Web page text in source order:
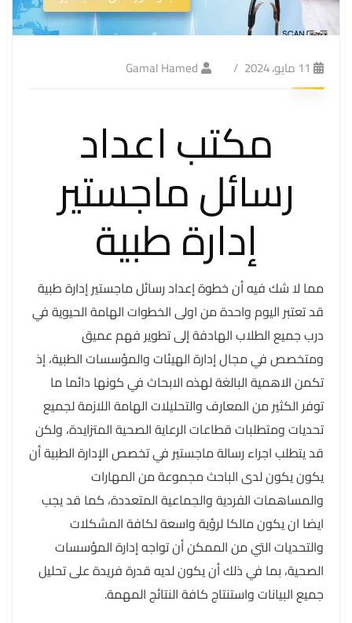
11 مايو، 2024 Gamal Hamed
مكتب اعداد
رسائل ماجستير
إدارة طبية
مما لا شك فيه أن خطوة إعداد رسائل ماجستير إدارة طبية
قد تعتبر اليوم واحدة من اولى الخطوات الهامة الحيوية في
درب جميع الطلاب الهادفة إلى تطوير فهم عميق
ومتخصص في مجال إدارة الهيئات والمؤسسات الطبية، إذ
تكمن الاهمية البالغة لهذه الابحاث في كونها دائما ما
توفر الكثير من المعارف والتحليلات الهامة اللازمة لجميع
تحديات ومتطلبات قطاعات الرعاية الصحية المتزايدة، ولكن
قد يتطلب اجراء رسالة ماجستير في تخصص الإدارة الطبية أن
يكون يكون لدى الباحث مجموعة من المهارات
والمساهمات الفردية والجماعية المتعددة، كما قد يجب
ايضا ان يكون مالكا لرؤية واسعة لكافة المشكلات
والتحديات التي من الممكن أن تواجه إدارة المؤسسات
الصحية، بما في ذلك أن يكون لديه قدرة فريدة على تحليل
جميع البيانات واستنتاج كافة النتائج المهمة.